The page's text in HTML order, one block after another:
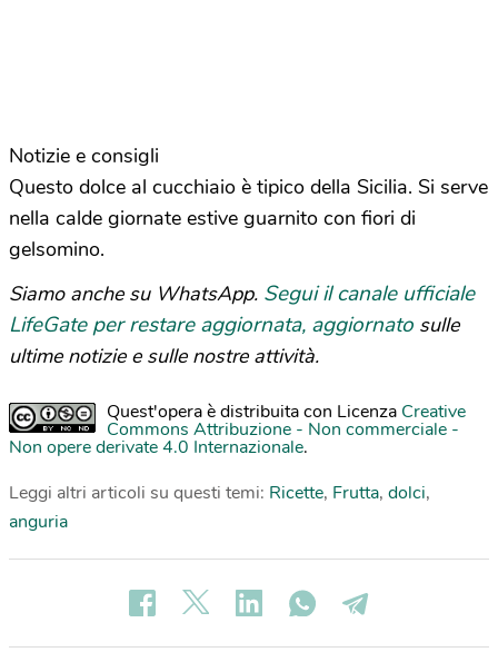
Notizie e consigli
Questo dolce al cucchiaio è tipico della Sicilia. Si serve
nella calde giornate estive guarnito con fiori di
gelsomino.
Siamo anche su WhatsApp. Segui il canale ufficiale
LifeGate per restare aggiornata, aggiornato sulle
ultime notizie e sulle nostre attività.
Quest'opera è distribuita con Licenza Creative
Commons Attribuzione - Non commerciale -
Non opere derivate 4.0 Internazionale.
Leggi altri articoli su questi temi: Ricette, Frutta, dolci,
anguria